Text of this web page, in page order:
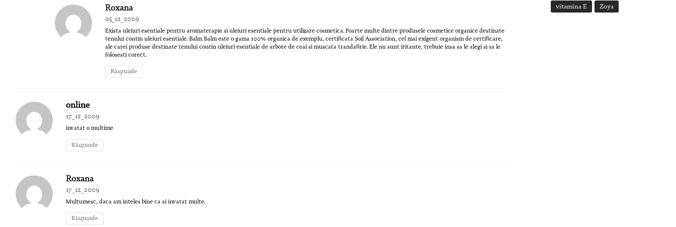
Roxana
05_12_2009
Exista uleiuri esentiale pentru aromaterapie si uleiuri esentiale pentru utilizare cosmetica. Foarte multe dintre produsele cosmetice organice destinate
tenului contin uleiuri esentiale. Balm Balm este o gama 100% organica de exemplu, certificata Soil Association, cel mai exigent organism de certificare,
ale carei produse destinate tenului contin uleiuri esentiale de arbore de ceai si muscata trandafirie. Ele nu sunt iritante, trebuie insa sa le alegi si sa le
folosesti corect.
Răspunde
online
17_12_2009
invatat o multime
Răspunde
Roxana
17_12_2009
Multumesc, daca am inteles bine ca ai invatat multe.
Răspunde
vitamina E Zoya